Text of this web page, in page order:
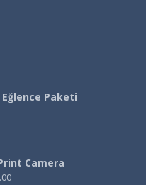
Eğlence Paketi
Camera